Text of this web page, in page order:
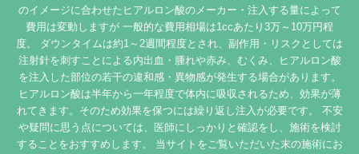
のイメージに合わせたヒアルロン酸のメーカー・注入する量によって
費用は変動しますが 一般的な費用相場は1ccあたり3万～10万円程
度。 ダウンタイムは約1～2週間程度とされ、副作用・リスクとしては
注射針を刺すことによる内出血・腫れや赤み、むくみ、ヒアルロン酸
を注入した部位の若干の違和感・異物感が発生する場合があります。
ヒアルロン酸は半年から一年程度で体内に吸収されるため、効果が薄
れてきます。そのため効果を保つには繰り返し注入が必要です。 不安
や疑問に思う点については、医師にしっかりと確認をし、施術を検討
することをおすすめします。 当サイトをご覧いただいた末の施術にお